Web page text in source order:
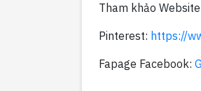
Tham khảo
Pinterest: https://
Fapage Facebook: